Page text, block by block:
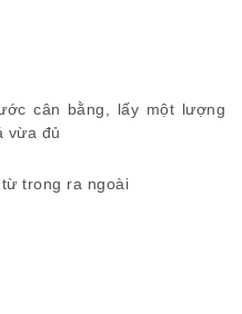
cân bằng, lấy một lượng
vừa đủ
trong ra ngoài